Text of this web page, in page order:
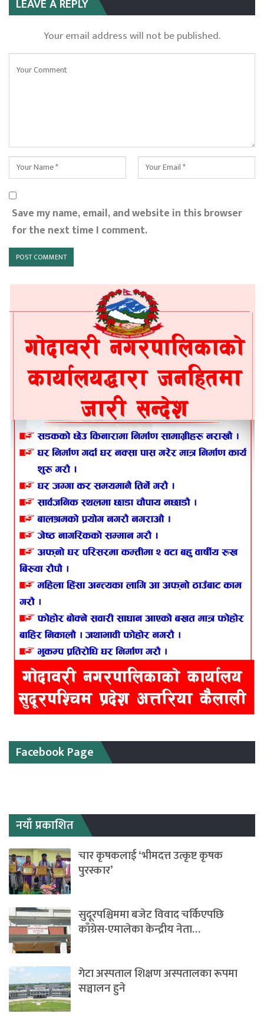
LEAVE A REPLY
Your email address will not be published.
Save my name, email, and website in this browser
for the next time I comment.
Facebook Page
नयाँ प्रकाशित
चार कृषकलाई ‘भीमदत्त उत्कृष्ट कृषक
पुरस्कार’
सुदूरपश्चिममा बजेट विवाद चर्किएपछि
काँग्रेस-एमालेका केन्द्रीय नेता…
गेटा अस्पताल शिक्षण अस्पतालका रूपमा
सञ्चालन हुने